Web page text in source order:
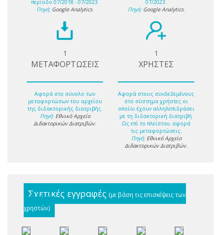
περίοδο 07/2018 - 07/2023.
Πηγή: Google Analytics.
07/2023.
Πηγή: Google Analytics.
1
ΜΕΤΑΦΟΡΤΩΣΕΙΣ
Αφορά στο σύνολο των
μεταφορτώσων του αρχείου
της διδακτορικής διατριβής.
Πηγή: Εθνικό Αρχείο
Διδακτορικών Διατριβών.
1
ΧΡΗΣΤΕΣ
Αφορά στους συνδεδεμένους
στο σύστημα χρήστες οι
οποίοι έχουν αλληλεπιδράσει
με τη διδακτορική διατριβή.
Ως επί το πλείστον, αφορά
τις μεταφορτώσεις.
Πηγή: Εθνικό Αρχείο
Διδακτορικών Διατριβών.
Σχετικές εγγραφές (με βάση τις επισκέψεις των
χρηστών)